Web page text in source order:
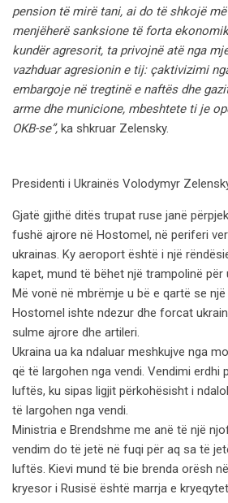
pension të mirë tani, ai do të shkojë
menjëherë sanksione të forta
kundër agresorit, ta privojnë atë nga
vazhduar agresionin e tij: çaktivizimi
embargoje në tregtinë e naftës dhe
arme dhe municione, mbeshtete ti je
OKB-se”, ka shkruar Zelensky.
Presidenti i Ukrainës Volodymyr
Gjatë gjithë ditës trupat ruse janë
fushë ajrore në Hostomel, në periferi
ukrainas. Ky aeroport është i një
kapet, mund të bëhet një trampolinë për
Më vonë në mbrëmje u bë e qartë se
Hostomel ishte ndezur dhe forcat
sulme ajrore dhe artileri.
Ukraina ua ka ndaluar meshkujve nga
që të largohen nga vendi. Vendimi erdhi
luftës, ku sipas ligjit përkohësisht i
të largohen nga vendi.
Ministria e Brendshme me anë të një
vendim do të jetë në fuqi për aq sa të
luftës. Kievi mund të bie brenda orësh
kryesor i Rusisë është marrja e